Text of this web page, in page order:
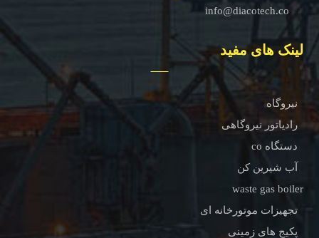
info@diacotech.co
لینک های مفید
نیروگاه
رادیاتور نیروگاهی
دستگاه co
آب شیرین کن
waste gas boiler
تجهیزات موتورخانه ای
پکیج های زمینی